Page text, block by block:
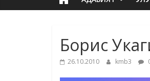
Борис
26.10.2010 kmb3